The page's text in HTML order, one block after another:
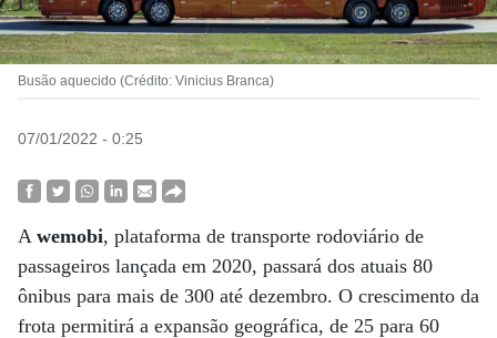
Busão aquecido (Crédito: Vinicius Branca)
07/01/2022 - 0:25
A wemobi, plataforma de transporte rodoviário de
passageiros lançada em 2020, passará dos atuais 80
ônibus para mais de 300 até dezembro. O crescimento da
frota permitirá a expansão geográfica, de 25 para 60